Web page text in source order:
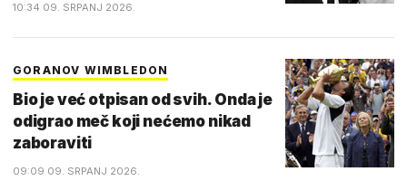
10:34 09. SRPANJ 2026.
GORANOV WIMBLEDON
Bio je već otpisan od svih. Onda je
odigrao meč koji nećemo nikad
zaboraviti
09:09 09. SRPANJ 2026.